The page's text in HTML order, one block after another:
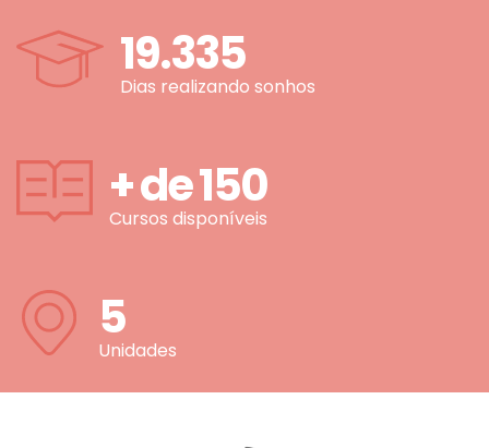
19.335
Dias realizando sonhos
+ de150
Cursos disponíveis
5
Unidades